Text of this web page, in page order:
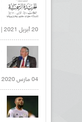
20 أبريل 2021 |
04 مارس 2020 |